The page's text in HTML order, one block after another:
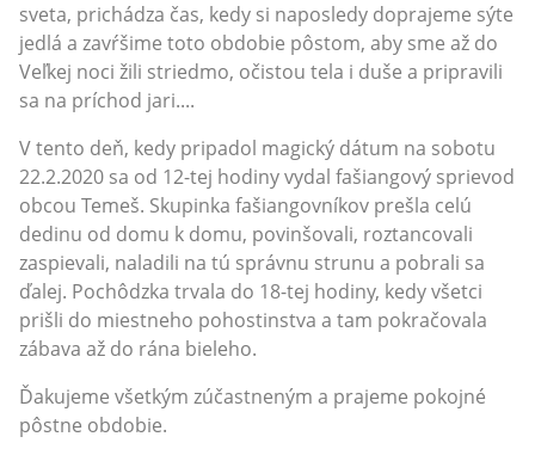
sveta, prichádza čas, kedy si naposledy doprajeme sýte
jedlá a zavŕšime toto obdobie pôstom, aby sme až do
Veľkej noci žili striedmo, očistou tela i duše a pripravili
sa na príchod jari....
V tento deň, kedy pripadol magický dátum na sobotu
22.2.2020 sa od 12-tej hodiny vydal fašiangový sprievod
obcou Temeš. Skupinka fašiangovníkov prešla celú
dedinu od domu k domu, povinšovali, roztancovali
zaspievali, naladili na tú správnu strunu a pobrali sa
ďalej. Pochôdzka trvala do 18-tej hodiny, kedy všetci
prišli do miestneho pohostinstva a tam pokračovala
zábava až do rána bieleho.
Ďakujeme všetkým zúčastneným a prajeme pokojné
pôstne obdobie.